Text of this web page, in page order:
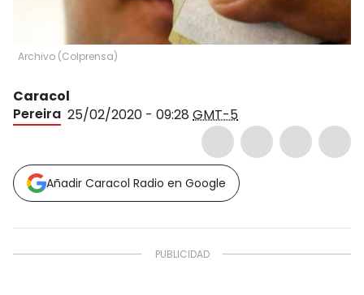
Archivo (Colprensa)
Caracol
Pereira 25/02/2020 - 09:28 GMT-5
Añadir Caracol Radio en Google